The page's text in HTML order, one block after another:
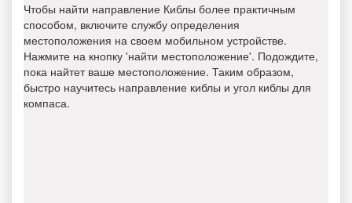
Чтобы найти направление Киблы более практичным
способом, включите службу определения
местоположения на своем мобильном устройстве.
Нажмите на кнопку 'найти местоположение'. Подождите,
пока найтет ваше местоположение. Таким образом,
быстро научитесь направление киблы и угол киблы для
компаса.